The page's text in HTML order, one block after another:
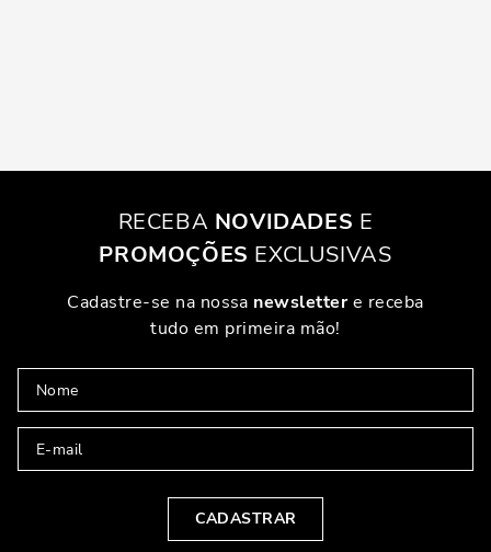
RECEBA NOVIDADES E
PROMOÇÕES EXCLUSIVAS
Cadastre-se na nossa newslettere receba
tudo em primeira mão!
CADASTRAR